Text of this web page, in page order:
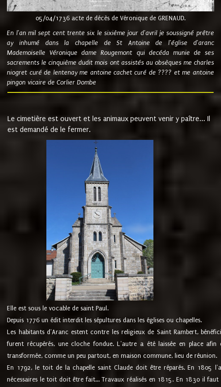
05/04/1736 acte de décès de Véronique de GRENAUD.
En l'an mil sept cent trente six le sixième jour d'avril je soussigné prêtre
ay inhumé dans la chapelle de St Antoine de l'église d'aranc
Mademoiselle Véronique dame Rougemont qui decéda munie de ses
sacrements le cinquième dudit mois ont assistés au obsèques me charles
niogret curé de lentenay me antoine cachet curé de ???? et me antoine
pingon vicaire de Corlier Dombe
Le cimetière est ouvert et les animaux peuvent venir y paître... Il
est demandé de le fermer.
Elle est sous le vocable de saint Paul.
Depuis 1776 un édit interdit les sépultures dans les églises ou chapelles.
Les habitants d'Aranc estent contre les religieux de Saint Rambert,
furent récupérés, une cloche fondue. L'autre a été laissée en place
transformée, comme un peu partout, en maison commune, lieu de réunion.
En 1792, le toit de la chapelle saint Claude doit être réparés. En 1805
nécessaires le toit doit être fait... Travaux réalisés en 1815. En 1830 il